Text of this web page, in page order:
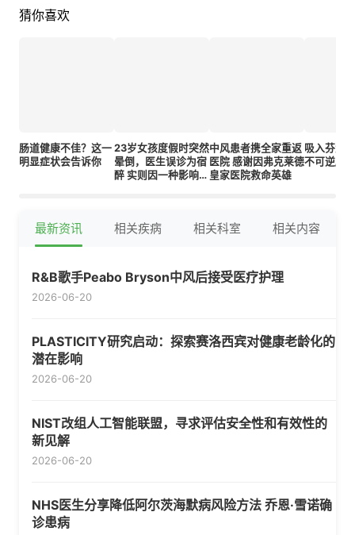
猜你喜欢
肠道健康不佳？这一
明显症状会告诉你
23岁女孩度假时突然
晕倒，医生误诊为宿
醉 实则因一种影响四
中风患者携全家重返
医院 感谢因弗克莱德
皇家医院救命英雄
吸入芬太
不可逆脑
最新资讯 相关疾病 相关科室 相关内容
R&B歌手Peabo Bryson中风后接受医疗护理
2026-06-20
PLASTICITY研究启动：探索赛洛西宾对健康老龄化的
潜在影响
2026-06-20
NIST改组人工智能联盟，寻求评估安全性和有效性的
新见解
2026-06-20
NHS医生分享降低阿尔茨海默病风险方法 乔恩·雪诺确
诊患病